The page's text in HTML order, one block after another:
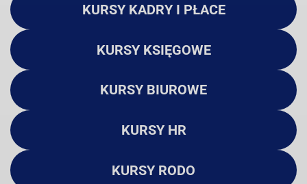
KURSY KADRY I PŁACE
KURSY KSIĘGOWE
KURSY BIUROWE
KURSY HR
KURSY RODO